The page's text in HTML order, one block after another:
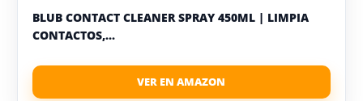
BLUB CONTACT CLEANER SPRAY 450ML | LIMPIA
CONTACTOS,...